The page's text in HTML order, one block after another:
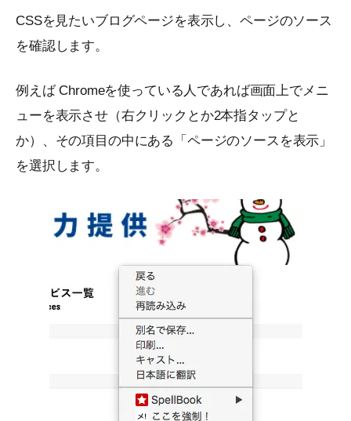
CSSを見たいブログページを表示し、ページのソース
を確認します。
例えば Chromeを使っている人であれば画面上でメニ
ューを表示させ（右クリックとか2本指タップと
か）、その項目の中にある「ページのソースを表示」
を選択します。